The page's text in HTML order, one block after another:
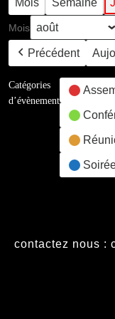
Mois Semaine
Mois
Précédent
Catégories
d’évènement
contactez nous :